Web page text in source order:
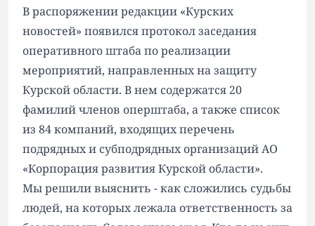
В распоряжении редакции «Курских
новостей» появился протокол заседания
оперативного штаба по реализации
мероприятий, направленных на защиту
Курской области. В нем содержатся 20
фамилий членов оперштаба, а также список
из 84 компаний, входящих перечень
подрядных и субподрядных организаций АО
«Корпорация развития Курской области».
Мы решили выяснить - как сложились судьбы
людей, на которых лежала ответственность за